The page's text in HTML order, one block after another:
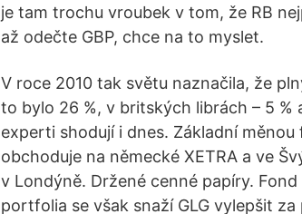
je tam trochu vroubek v tom, že RB
až odečte GBP, chce na to myslet.
V roce 2010 tak světu naznačila, že
to bylo 26 %, v britských librách – 5 %
experti shodují i dnes. Základní
obchoduje na německé XETRA a ve
v Londýně. Držené cenné papíry.
portfolia se však snaží GLG vylepšit